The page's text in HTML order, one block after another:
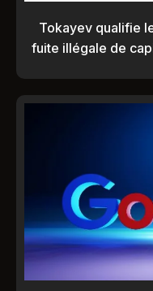
Tokayev qualifie
fuite illégale de